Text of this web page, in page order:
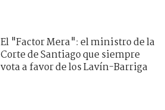
El "Factor Mera": el ministro de la
Corte de Santiago que siempre
vota a favor de los Lavín-Barriga